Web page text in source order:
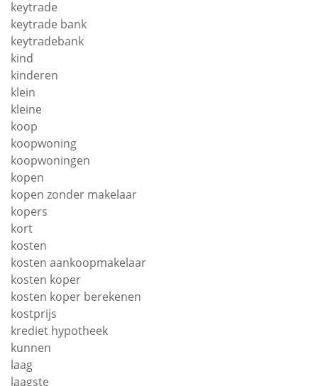
keytrade
keytrade bank
keytradebank
kind
kinderen
klein
kleine
koop
koopwoning
koopwoningen
kopen
kopen zonder makelaar
kopers
kort
kosten
kosten aankoopmakelaar
kosten koper
kosten koper berekenen
kostprijs
krediet hypotheek
kunnen
laag
laagste